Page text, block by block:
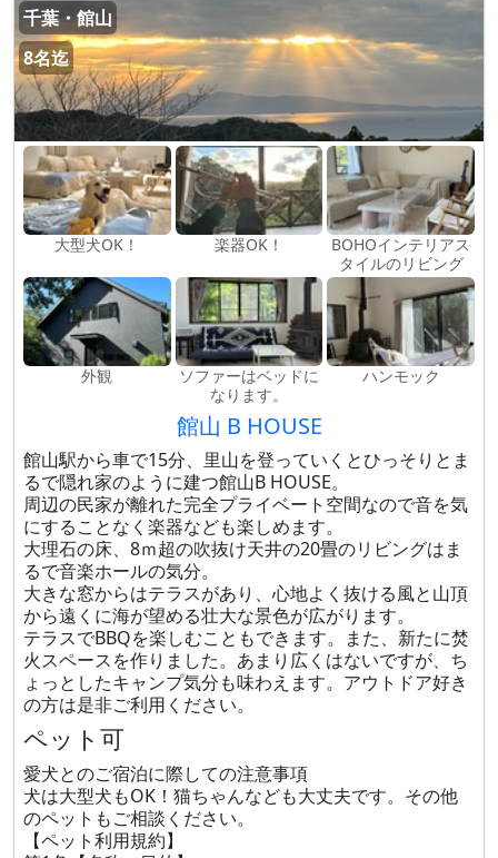
千葉・館山
8名迄
大型犬OK！ 楽器OK！
BOHOインテリアス
タイルのリビング
外観
ソファーはベッドに
なります。
ハンモック
館山 B HOUSE
館山駅から車で15分、里山を登っていくとひっそりとま
るで隠れ家のように建つ館山B HOUSE。
周辺の民家が離れた完全プライベート空間なので音を気
にすることなく楽器なども楽しめます。
大理石の床、8ｍ超の吹抜け天井の20畳のリビングはま
るで音楽ホールの気分。
大きな窓からはテラスがあり、心地よく抜ける風と山頂
から遠くに海が望める壮大な景色が広がります。
テラスでBBQを楽しむこともできます。また、新たに焚
火スペースを作りました。あまり広くはないですが、ち
ょっとしたキャンプ気分も味わえます。アウトドア好き
の方は是非ご利用ください。
ペット可
愛犬とのご宿泊に際しての注意事項
犬は大型犬もOK！猫ちゃんなども大丈夫です。その他
のペットもご相談ください。
【ペット利用規約】